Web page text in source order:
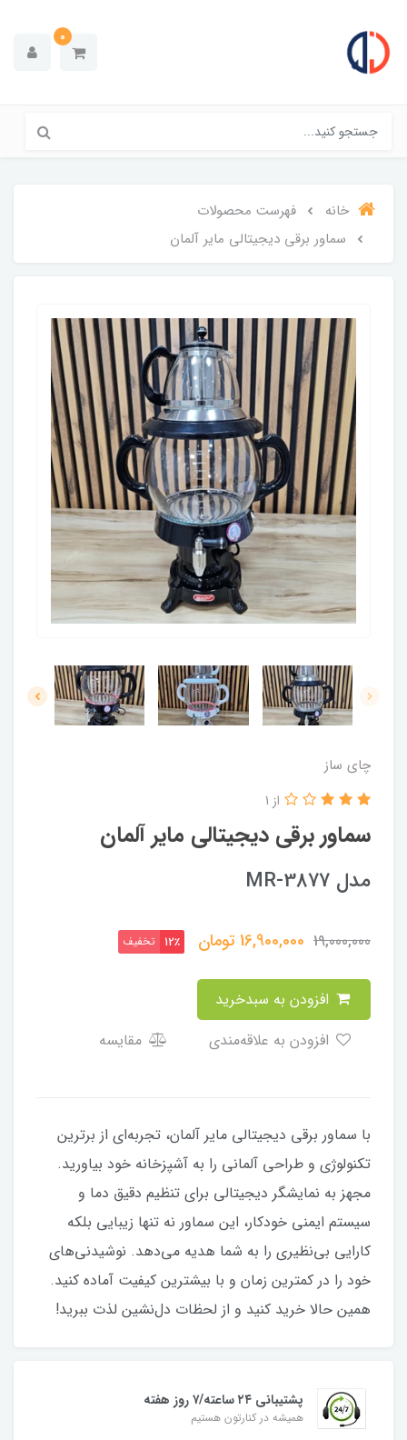
0
خانه
فهرست محصولات
سماور برقی دیجیتالی مایر آلمان
چای ساز
سماور برقی دیجیتالی مایر آلمان
از 1
مدل MR-3877
19,000,000
16,900,000تومان 12٪ تخفیف
مقایسه
با سماور برقی دیجیتالی مایر آلمان، تجربه‌ای از برترین
تکنولوژی و طراحی آلمانی را به آشپزخانه خود بیاورید.
مجهز به نمایشگر دیجیتالی برای تنظیم دقیق دما و
سیستم ایمنی خودکار، این سماور نه تنها زیبایی بلکه
کارایی بی‌نظیری را به شما هدیه می‌دهد. نوشیدنی‌های
خود را در کمترین زمان و با بیشترین کیفیت آماده کنید.
همین حالا خرید کنید و از لحظات دل‌نشین لذت ببرید!
پشتیبانی ۲۴ ساعته/۷ روز هفته
همیشه در کنارتون هستیم